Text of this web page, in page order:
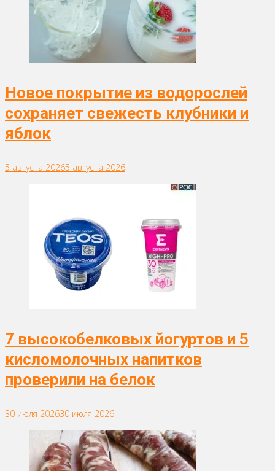
Новое покрытие из водорослей
сохраняет свежесть клубники и
яблок
5 августа 20265 августа 2026
7 высокобелковых йогуртов и 5
кисломолочных напитков
проверили на белок
30 июля 202630 июля 2026